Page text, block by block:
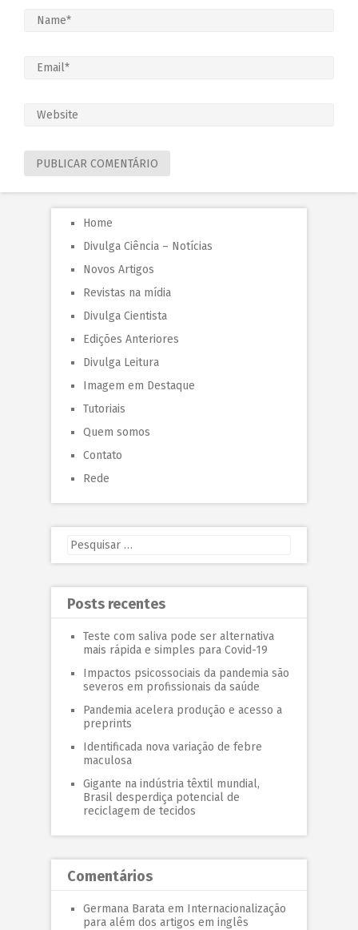
Home
Divulga Ciência – Notícias
Novos Artigos
Revistas na mídia
Divulga Cientista
Edições Anteriores
Divulga Leitura
Imagem em Destaque
Tutoriais
Quem somos
Contato
Rede
Posts recentes
Teste com saliva pode ser alternativa
mais rápida e simples para Covid-19
Impactos psicossociais da pandemia são
severos em profissionais da saúde
Pandemia acelera produção e acesso a
preprints
Identificada nova variação de febre
maculosa
Gigante na indústria têxtil mundial,
Brasil desperdiça potencial de
reciclagem de tecidos
Comentários
Germana Barata em Internacionalização
para além dos artigos em inglês